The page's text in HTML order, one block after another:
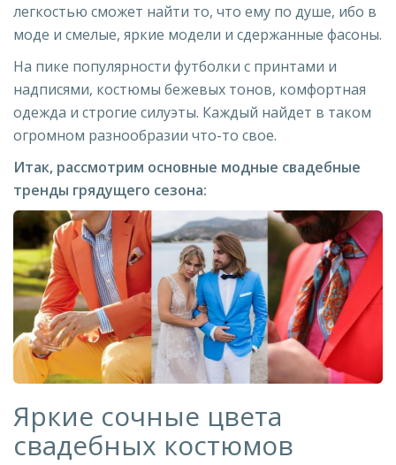
легкостью сможет найти то, что ему по душе, ибо в
моде и смелые, яркие модели и сдержанные фасоны.
На пике популярности футболки с принтами и
надписями, костюмы бежевых тонов, комфортная
одежда и строгие силуэты. Каждый найдет в таком
огромном разнообразии что-то свое.
Итак, рассмотрим основные модные свадебные
тренды грядущего сезона:
Яркие сочные цвета
свадебных костюмов